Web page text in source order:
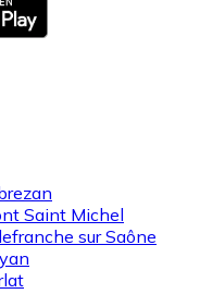
Saint Michel
sur Saône